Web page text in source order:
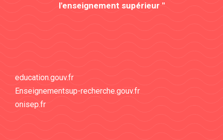
l'enseignement supérieur "
education.gouv.fr
Enseignementsup-recherche.gouv.fr
onisep.fr